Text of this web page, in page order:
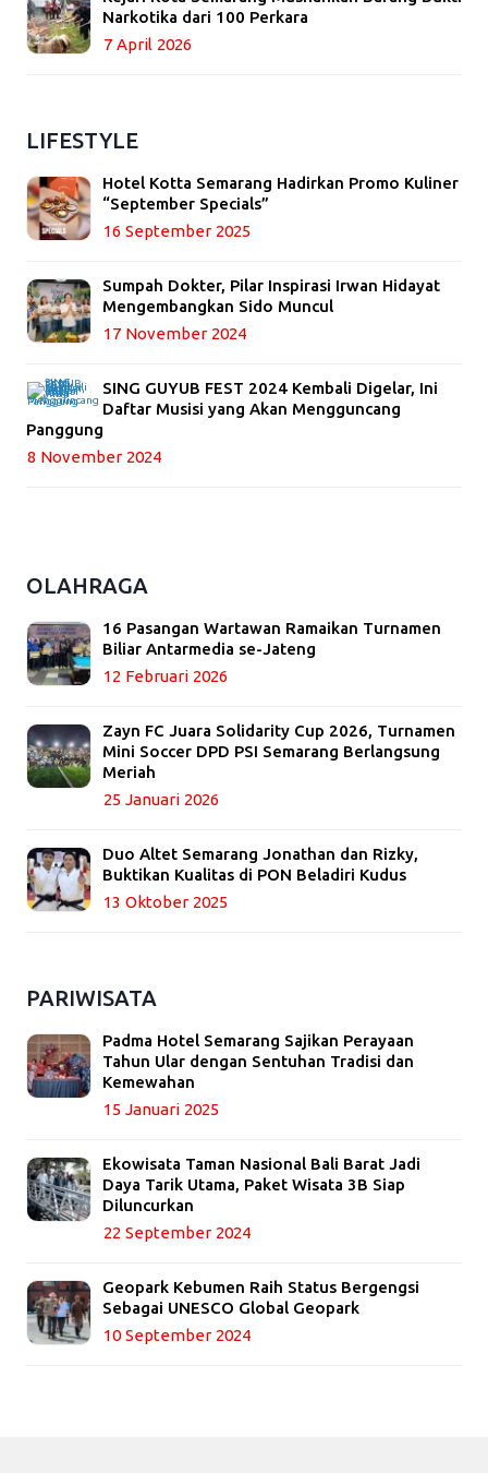
Narkotika dari 100 Perkara
7 April 2026
LIFESTYLE
Hotel Kotta Semarang Hadirkan Promo Kuliner
“September Specials”
16 September 2025
Sumpah Dokter, Pilar Inspirasi Irwan Hidayat
Mengembangkan Sido Muncul
17 November 2024
SING GUYUB FEST 2024 Kembali Digelar, Ini
Daftar Musisi yang Akan Mengguncang
Panggung
8 November 2024
OLAHRAGA
16 Pasangan Wartawan Ramaikan Turnamen
Biliar Antarmedia se-Jateng
12 Februari 2026
Zayn FC Juara Solidarity Cup 2026, Turnamen
Mini Soccer DPD PSI Semarang Berlangsung
Meriah
25 Januari 2026
Duo Altet Semarang Jonathan dan Rizky,
Buktikan Kualitas di PON Beladiri Kudus
13 Oktober 2025
PARIWISATA
Padma Hotel Semarang Sajikan Perayaan
Tahun Ular dengan Sentuhan Tradisi dan
Kemewahan
15 Januari 2025
Ekowisata Taman Nasional Bali Barat Jadi
Daya Tarik Utama, Paket Wisata 3B Siap
Diluncurkan
22 September 2024
Geopark Kebumen Raih Status Bergengsi
Sebagai UNESCO Global Geopark
10 September 2024